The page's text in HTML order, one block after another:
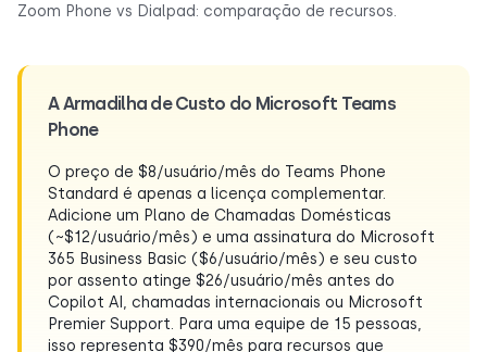
Zoom Phone vs Dialpad: comparação de recursos.
A Armadilha de Custo do Microsoft Teams
Phone
O preço de $8/usuário/mês do Teams Phone
Standard é apenas a licença complementar.
Adicione um Plano de Chamadas Domésticas
(~$12/usuário/mês) e uma assinatura do Microsoft
365 Business Basic ($6/usuário/mês) e seu custo
por assento atinge $26/usuário/mês antes do
Copilot AI, chamadas internacionais ou Microsoft
Premier Support. Para uma equipe de 15 pessoas,
isso representa $390/mês para recursos que